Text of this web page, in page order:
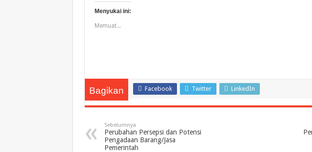
Menyukai ini:
Memuat...
Bagikan Facebook Twitter LinkedIn
Sebelumnya
Perubahan Persepsi dan Potensi
Pengadaan Barang/Jasa
Pemerintah